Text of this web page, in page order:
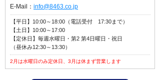
E-Mail： info@8463.co.jp
【平日】10:00～18:00（電話受付 17:30まで）
【土日】10:00～17:00
【定休日】毎週水曜日・第2 第4日曜日・祝日
（昼休み12:30～13:30）
2月は水曜日のみ定休日、3月は休まず営業します